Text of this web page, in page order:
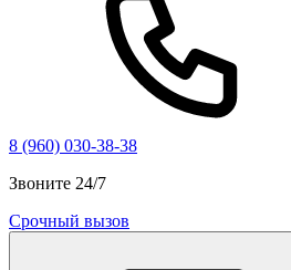
8 (960) 030-38-38
Звоните 24/7
Срочный вызов